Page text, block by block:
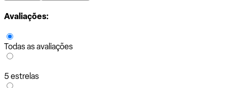
Avaliações:
Todas as avaliações
5 estrelas